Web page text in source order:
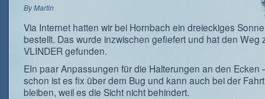
ByMartin
Via Internet hatten wir bei Hornbach ein dreieckiges
bestellt. Das wurde inzwischen gefiefert und hat den Weg
VLINDER gefunden.
EIn paar Anpassungen für die Halterungen an den Ecken
schon ist es fix über dem Bug und kann auch bei der
bleiben, weil es die Sicht nicht behindert.